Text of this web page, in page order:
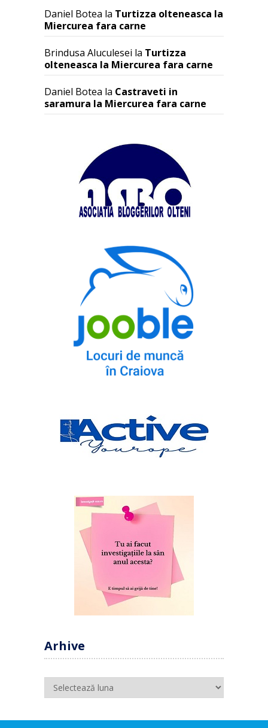
Daniel Botea la Turtizza olteneasca la
Miercurea fara carne
Brindusa Aluculesei la Turtizza
olteneasca la Miercurea fara carne
Daniel Botea la Castraveti in
saramura la Miercurea fara carne
Arhive
Arhive